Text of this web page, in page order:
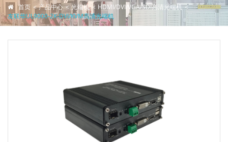
首页 产品中心 光端机
HDMI/DVI/VGA/SDI高清光端机
友联华UL9000-2K-DVI/KVM高清光端机